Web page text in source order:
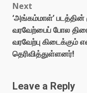
Next
‘அங்கம்மாள்’
வரவேற்பைப் போல
வரவேற்பு கிடைக்கும்
தெரிவித்துள்ளனர்!
Leave a Reply